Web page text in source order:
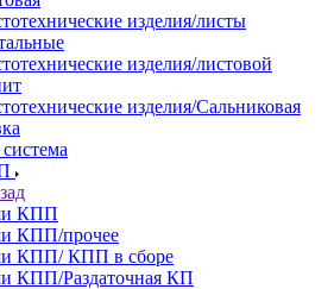
изделия/листы
изделия/листовой
изделия/Сальниковая
КПП
КПП/прочее
КПП/ КПП в сборе
КПП/Раздаточная КП